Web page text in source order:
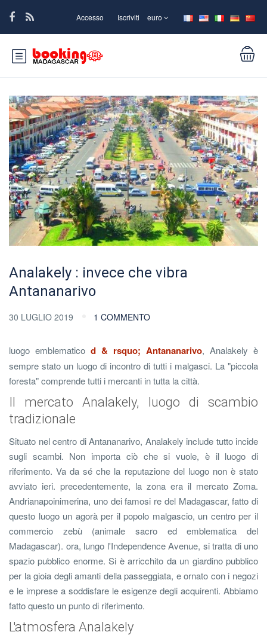
Accesso Iscriviti euro
Analakely : invece che vibra
Antananarivo
30 LUGLIO 2019 1 COMMENTO
luogo emblematico d & rsquo; Antananarivo, Analakely è
sempre stato un luogo di incontro di tutti i malgasci. La "piccola
foresta" comprende tutti i mercanti in tutta la città.
Il mercato Analakely, luogo di scambio
tradizionale
Situato nel centro di Antananarivo, Analakely include tutto incide
sugli scambi. Non importa ciò che si vuole, è il luogo di
riferimento. Va da sé che la reputazione del luogo non è stato
avviato ieri. precedentemente, la zona era il mercato Zoma.
Andrianapoinimerina, uno dei famosi re del Madagascar, fatto di
questo luogo un agorà per il popolo malgascio, un centro per il
commercio zebù (animale sacro ed emblematica del
Madagascar). ora, lungo l'Independence Avenue, si tratta di uno
spazio pubblico enorme. Si è arricchito da un giardino pubblico
per la gioia degli amanti della passeggiata, e ornato con i negozi
e le imprese a soddisfare le esigenze degli acquirenti. Abbiamo
fatto questo un punto di riferimento.
L'atmosfera Analakely